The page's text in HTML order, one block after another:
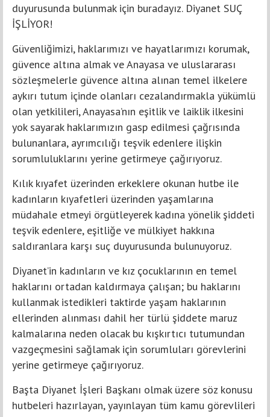
duyurusunda bulunmak için buradayız. Diyanet SUÇ
İŞLİYOR!
Güvenliğimizi, haklarımızı ve hayatlarımızı korumak,
güvence altına almak ve Anayasa ve uluslararası
sözleşmelerle güvence altına alınan temel ilkelere
aykırı tutum içinde olanları cezalandırmakla yükümlü
olan yetkilileri, Anayasa’nın eşitlik ve laiklik ilkesini
yok sayarak haklarımızın gasp edilmesi çağrısında
bulunanlara, ayrımcılığı teşvik edenlere ilişkin
sorumluluklarını yerine getirmeye çağırıyoruz.
Kılık kıyafet üzerinden erkeklere okunan hutbe ile
kadınların kıyafetleri üzerinden yaşamlarına
müdahale etmeyi örgütleyerek kadına yönelik şiddeti
teşvik edenlere, eşitliğe ve mülkiyet hakkına
saldıranlara karşı suç duyurusunda bulunuyoruz.
Diyanet’in kadınların ve kız çocuklarının en temel
haklarını ortadan kaldırmaya çalışan; bu haklarını
kullanmak istedikleri taktirde yaşam haklarının
ellerinden alınması dahil her türlü şiddete maruz
kalmalarına neden olacak bu kışkırtıcı tutumundan
vazgeçmesini sağlamak için sorumluları görevlerini
yerine getirmeye çağırıyoruz.
Başta Diyanet İşleri Başkanı olmak üzere söz konusu
hutbeleri hazırlayan, yayınlayan tüm kamu görevlileri